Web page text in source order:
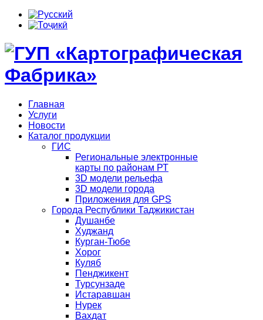
Главная
Услуги
Новости
Каталог продукции
ГИС
Региональные электронные
карты по районам РТ
3D модели рельефа
3D модели города
Приложения для GPS
Города Республики Таджикистан
Душанбе
Худжанд
Курган-Тюбе
Хорог
Куляб
Пенджикент
Турсунзаде
Истаравшан
Нурек
Вахдат